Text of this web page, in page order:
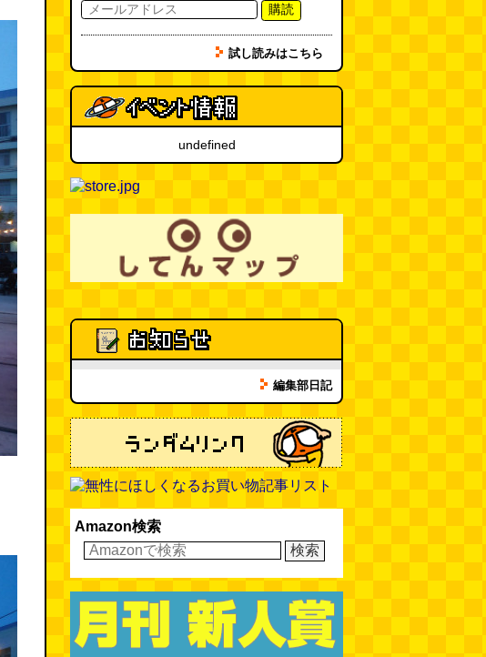
青森駅前にはビーチがある (読者
たい
(つりばんど岡村)
11:00)
マンゴーみたいに切る
(08.01 11:00)
翼の上の謎フックを見る旅
（2026.8.1 朝エッセイと更新情
(伊藤健史) (08.01 10:00)
購読
試し読みはこちら
undefined
編集部日記
Amazon検索